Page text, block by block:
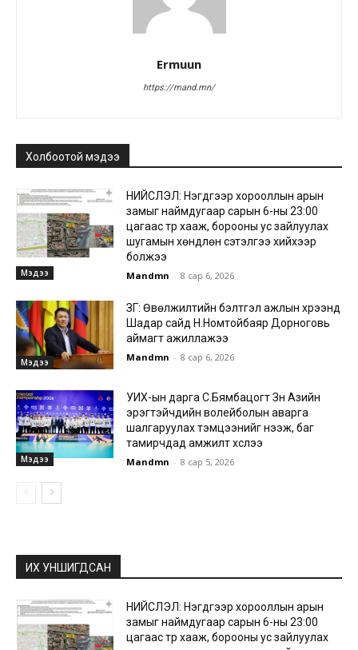
Ermuun
https://mand.mn/
Холбоотой мэдээ
Мэдээ
НИЙСЛЭЛ: Нэгдүгээр хорооллын арын
замыг наймдугаар сарын 6-ны 23:00
цагаас түр хааж, борооны ус зайлуулах
шугамын хөндлөн сэтэлгээ хийхээр
болжээ
Mandmn - 8 сар 6, 2026
Мэдээ
ЗГ: Өвөлжилтийн бэлтгэл ажлын хүрээнд
Шадар сайд Н.Номтойбаяр Дорноговь
аймагт ажиллажээ
Mandmn - 8 сар 6, 2026
Мэдээ
УИХ-ын дарга С.Бямбацогт Зүүн Азийн
эрэгтэйчүүдийн волейболын аварга
шалгаруулах тэмцээнийг нээж, баг
тамирчдад амжилт хүслээ
Mandmn - 8 сар 5, 2026
ИХ УНШИГДСАН
НИЙСЛЭЛ: Нэгдүгээр хорооллын арын
замыг наймдугаар сарын 6-ны 23:00
цагаас түр хааж, борооны ус зайлуулах